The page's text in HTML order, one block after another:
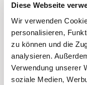
Diese Webseite
Wir verwenden
personalisieren,
zu können und die
analysieren.
Verwendung unserer
soziale Medien,
Sie müssen
Kommentar